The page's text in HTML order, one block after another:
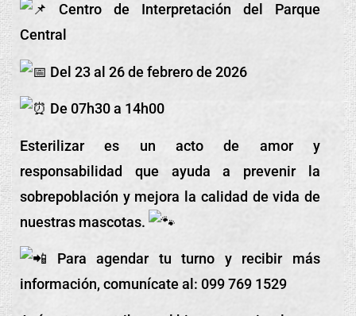
Centro de Interpretación del Parque
Central
Del 23 al 26 de febrero de 2026
De 07h30 a 14h00
Esterilizar es un acto de amor y
responsabilidad que ayuda a prevenir la
sobrepoblación y mejora la calidad de vida de
nuestras mascotas.
Para agendar tu turno y recibir más
información, comunícate al: 099 769 1529